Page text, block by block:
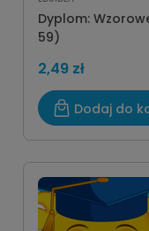
Dyplom:
59)
2,49 zł
Dodaj do